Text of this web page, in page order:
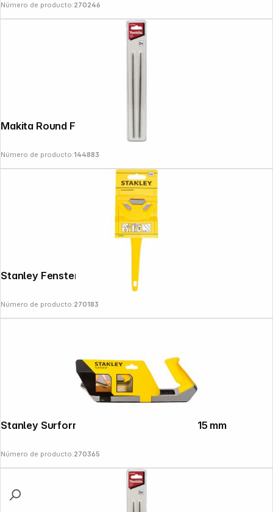
Número de producto:270246
Makita Round File 4.0 mm 2 pcs
Número de producto:144883
Stanley Fensterschaber
Número de producto:270183
Stanley Surform Standardhobel Metall 315 mm
Número de producto:270365